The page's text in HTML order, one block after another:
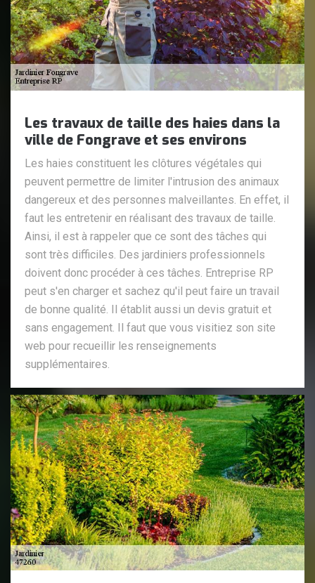
Les travaux de taille des haies dans la
ville de Fongrave et ses environs
Les haies constituent les clôtures végétales qui
peuvent permettre de limiter l'intrusion des animaux
dangereux et des personnes malveillantes. En effet, il
faut les entretenir en réalisant des travaux de taille.
Ainsi, il est à rappeler que ce sont des tâches qui
sont très difficiles. Des jardiniers professionnels
doivent donc procéder à ces tâches. Entreprise RP
peut s'en charger et sachez qu'il peut faire un travail
de bonne qualité. Il établit aussi un devis gratuit et
sans engagement. Il faut que vous visitiez son site
web pour recueillir les renseignements
supplémentaires.